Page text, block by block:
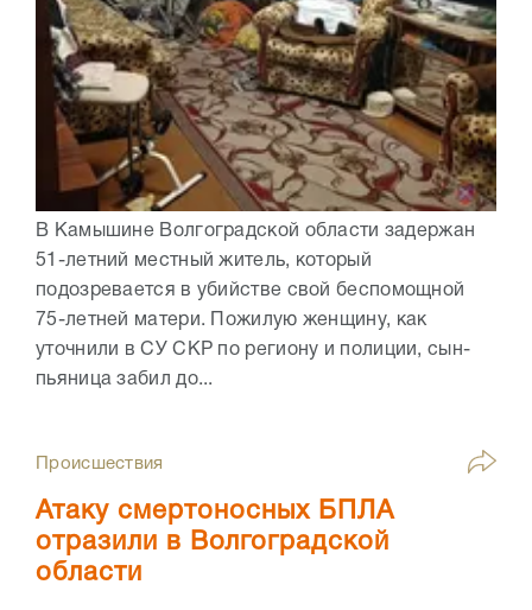
В Камышине Волгоградской области задержан
51-летний местный житель, который
подозревается в убийстве свой беспомощной
75-летней матери. Пожилую женщину, как
уточнили в СУ СКР по региону и полиции, сын-
пьяница забил до...
Происшествия
Атаку смертоносных БПЛА
отразили в Волгоградской
области